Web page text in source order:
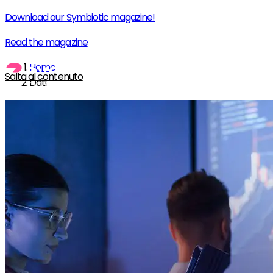
Download our Symbiotic magazine!
Read the magazine
Salta al contenuto
Home
Dati